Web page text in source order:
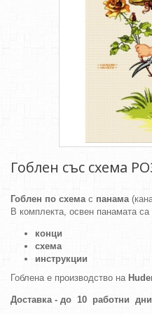
Гоблен със схема
Гоблен по схемас панама
В комплекта, освен панамата
конци
схема
инструкции
Гоблена е производство на
Доставка - до 10 работни